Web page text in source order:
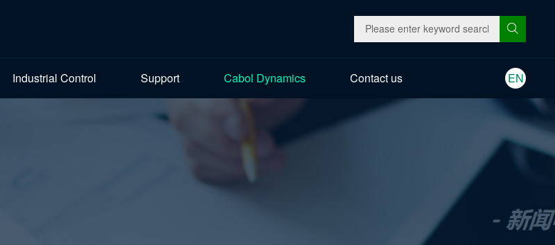
Industrial Control Support Cabol Dynamics Contact us EN